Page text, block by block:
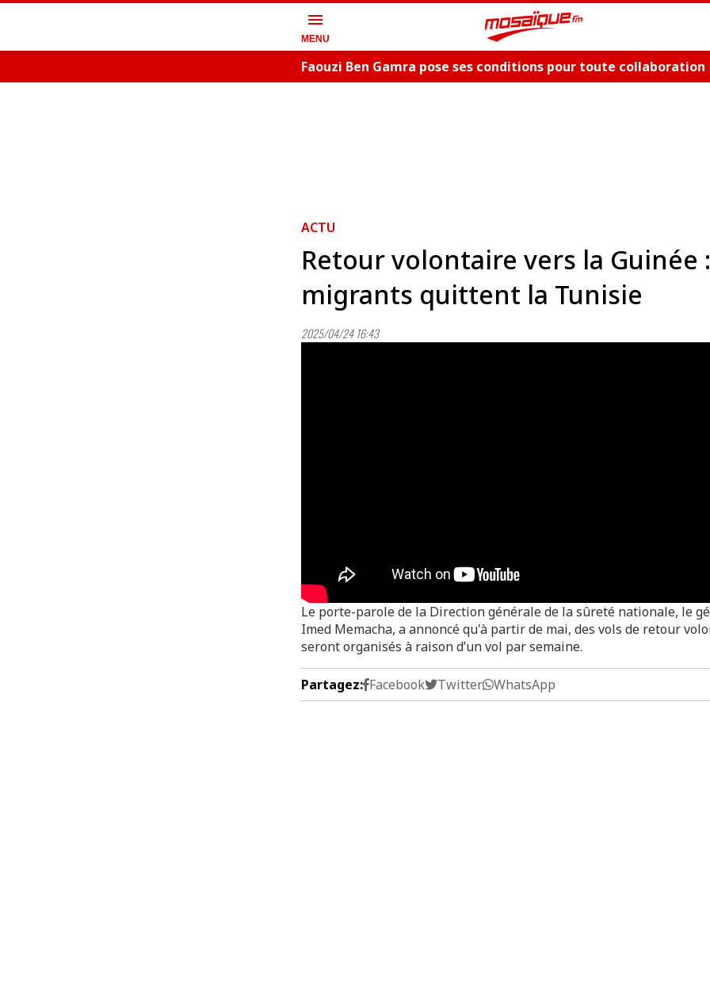
menu
MENU
Faouzi Ben Gamra pose ses conditions pour toute collaboration
ACTU
Retour volontaire vers la Guinée
migrants quittent la Tunisie
2025/04/24 16:43
Le porte-parole de la Direction générale de la sûreté nationale, le
Imed Memacha, a annoncé qu'à partir de mai, des vols de retour
seront organisés à raison d’un vol par semaine.
Partagez: Facebook Twitter WhatsApp